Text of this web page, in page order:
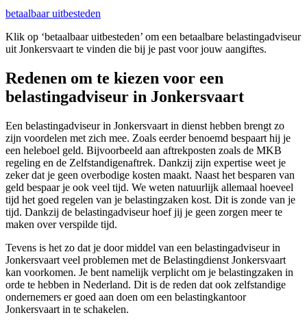
betaalbaar uitbesteden
Klik op ‘betaalbaar uitbesteden’ om een betaalbare belastingadviseur
uit Jonkersvaart te vinden die bij je past voor jouw aangiftes.
Redenen om te kiezen voor een
belastingadviseur in Jonkersvaart
Een belastingadviseur in Jonkersvaart in dienst hebben brengt zo
zijn voordelen met zich mee. Zoals eerder benoemd bespaart hij je
een heleboel geld. Bijvoorbeeld aan aftrekposten zoals de MKB
regeling en de Zelfstandigenaftrek. Dankzij zijn expertise weet je
zeker dat je geen overbodige kosten maakt. Naast het besparen van
geld bespaar je ook veel tijd. We weten natuurlijk allemaal hoeveel
tijd het goed regelen van je belastingzaken kost. Dit is zonde van je
tijd. Dankzij de belastingadviseur hoef jij je geen zorgen meer te
maken over verspilde tijd.
Tevens is het zo dat je door middel van een belastingadviseur in
Jonkersvaart veel problemen met de Belastingdienst Jonkersvaart
kan voorkomen. Je bent namelijk verplicht om je belastingzaken in
orde te hebben in Nederland. Dit is de reden dat ook zelfstandige
ondernemers er goed aan doen om een belastingkantoor
Jonkersvaart in te schakelen.